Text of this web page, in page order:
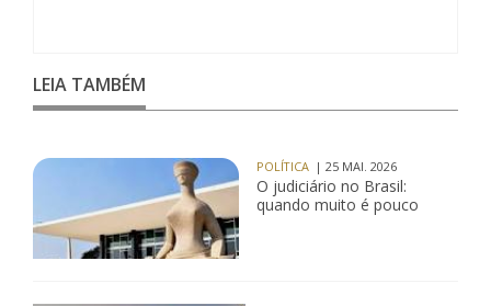
LEIA TAMBÉM
POLÍTICA | 25 MAI. 2026
O judiciário no Brasil:
quando muito é pouco